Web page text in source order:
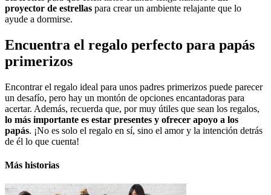
proyector de estrellas para crear un ambiente relajante que lo
ayude a dormirse.
Encuentra el regalo perfecto para papás
primerizos
Encontrar el regalo ideal para unos padres primerizos puede parecer
un desafío, pero hay un montón de opciones encantadoras para
acertar. Además, recuerda que, por muy útiles que sean los regalos,
lo más importante es estar presentes y ofrecer apoyo a los
papás. ¡No es solo el regalo en sí, sino el amor y la intención detrás
de él lo que cuenta!
Más historias